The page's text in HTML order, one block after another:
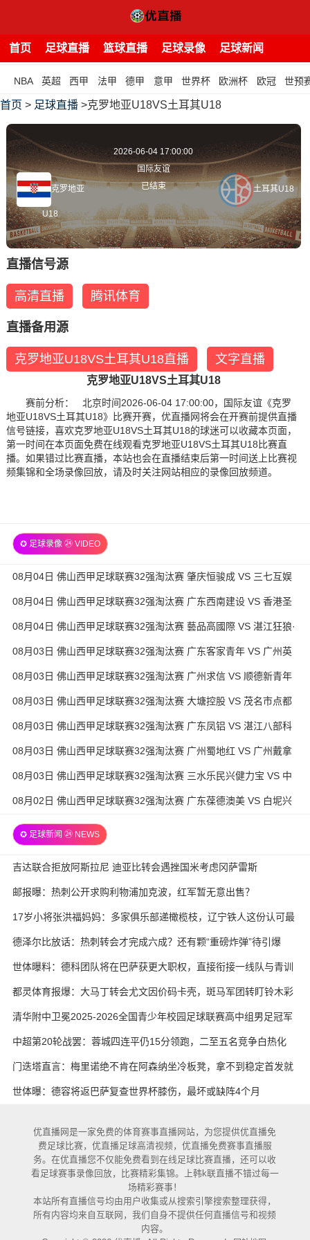
首页 足球直播 篮球直播 足球录像 足球新闻
NBA 英超 西甲 法甲 德甲 意甲 世界杯 欧洲杯 欧冠 世预
首页 > 足球直播 >克罗地亚U18VS土耳其U18
克罗地亚
U18
2026-06-04 17:00:00
国际友谊
已结束
土耳其U18
直播信号源
高清直播 腾讯体育
直播备用源
克罗地亚U18VS土耳其U18直播 文字直播
克罗地亚U18VS土耳其U18
赛前分析： 北京时间2026-06-04 17:00:00，国际友谊《克罗
地亚U18VS土耳其U18》比赛开赛，优直播网将会在开赛前提供直播
信号链接，喜欢克罗地亚U18VS土耳其U18的球迷可以收藏本页面，
第一时间在本页面免费在线观看克罗地亚U18VS土耳其U18比赛直
播。如果错过比赛直播，本站也会在直播结束后第一时间送上比赛视
频集锦和全场录像回放，请及时关注网站相应的录像回放频道。
✪ 足球录像 ㉔ VIDEO
08月04日 佛山西甲足球联赛32强淘汰赛 肇庆恒骏成 VS 三七互娱
全场录像
08月04日 佛山西甲足球联赛32强淘汰赛 广东西南建设 VS 香港圣
徒 全场录像
08月04日 佛山西甲足球联赛32强淘汰赛 藝品高國際 VS 湛江狂狼·
粵辉能源 全场录像
08月03日 佛山西甲足球联赛32强淘汰赛 广东客家青年 VS 广州英
华思力U17 全场录像
08月03日 佛山西甲足球联赛32强淘汰赛 广州求信 VS 顺德新青年
全场录像
08月03日 佛山西甲足球联赛32强淘汰赛 大塘控股 VS 茂名市点都
得 全场录像
08月03日 佛山西甲足球联赛32强淘汰赛 广东凤铝 VS 湛江八部科
技 全场录像
08月03日 佛山西甲足球联赛32强淘汰赛 广州蜀地红 VS 广州戴拿
模 全场录像
08月03日 佛山西甲足球联赛32强淘汰赛 三水乐民兴健力宝 VS 中
国澳门澳科精英 全场录像
08月02日 佛山西甲足球联赛32强淘汰赛 广东葆德澳美 VS 白坭兴
✪ 足球新闻 ㉔ NEWS
吉达联合拒放阿斯拉尼 迪亚比转会遇挫国米考虑冈萨雷斯
邮报曝：热刺公开求购利物浦加克波，红军暂无意出售？
17岁小将张洪福妈妈：多家俱乐部递橄榄枝，辽宁铁人这份认可最
实在
德泽尔比放话：热刺转会才完成六成？还有颗“重磅炸弹”待引爆
世体曝料：德科团队将在巴萨获更大职权，直接衔接一线队与青训
都灵体育报爆：大马丁转会尤文因价码卡壳，斑马军团转盯铃木彩
艳与维卡里奥
清华附中卫冕2025-2026全国青少年校园足球联赛高中组男足冠军
中超第20轮战罢：蓉城四连平仍15分领跑，二至五名竞争白热化
门迭塔直言：梅里诺绝不肯在阿森纳坐冷板凳，拿不到稳定首发就
考虑另寻出路
世体曝：德容将返巴萨复查世界杯膝伤，最坏或缺阵4个月
优直播网是一家免费的体育赛事直播网站，为您提供优直播免
费足球比赛，优直播足球高清视频，优直播免费赛事直播服
务。在优直播您不仅能免费看到在线足球比赛直播，还可以收
看足球赛事录像回放，比赛精彩集锦。上韩k联直播不错过每一
场精彩赛事！
本站所有直播信号均由用户收集或从搜索引擎搜索整理获得，
所有内容均来自互联网，我们自身不提供任何直播信号和视频
内容。